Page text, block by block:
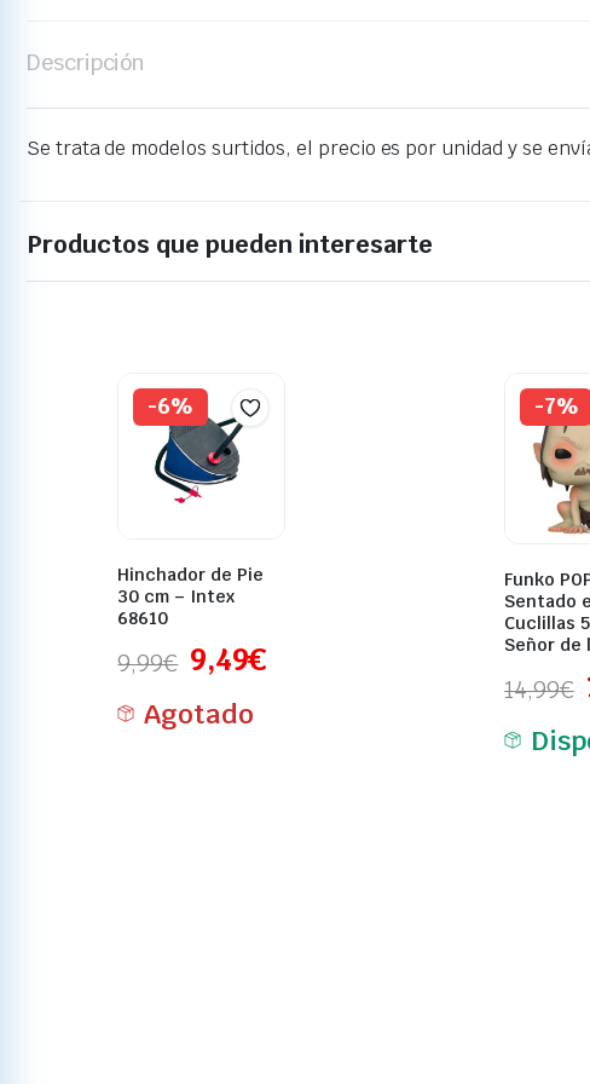
Descripción
Se trata de modelos surtidos, el precio es por unidad y se
Productos que pueden interesarte
-6%
Hinchador de Pie
30 cm – Intex
68610
9,99€ 9,49€
Agotado
-7%
Funko
Sentado
Cuclillas
Señor de
14,99€